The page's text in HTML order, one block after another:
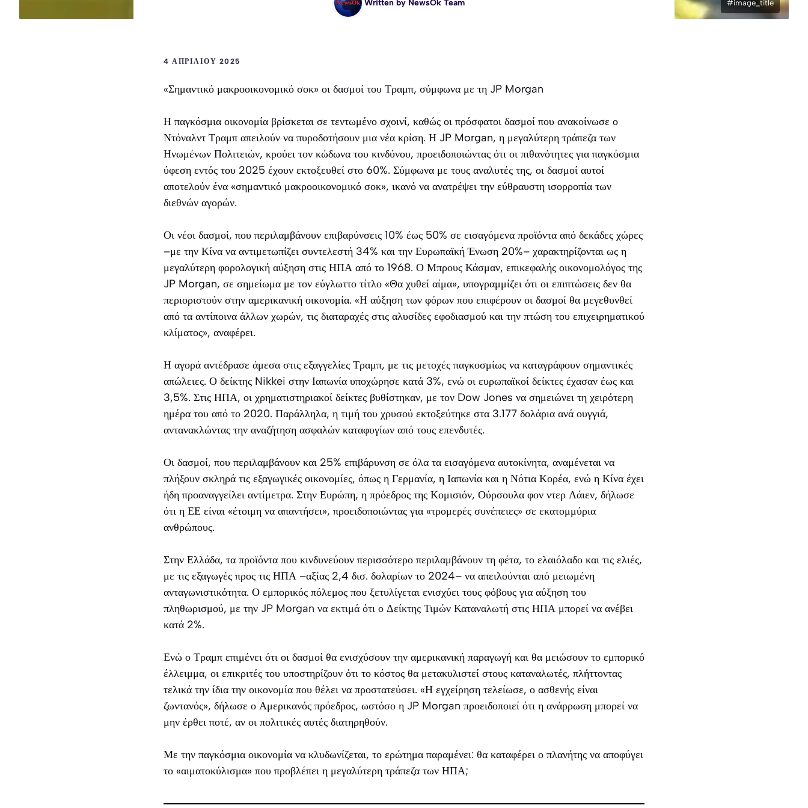
#image_title
Written by NewsOk Team
4 ΑΠΡΙΛΊΟΥ 2025
«Σημαντικό μακροοικονομικό σοκ» οι δασμοί του Τραμπ, σύμφωνα με τη JP Morgan
Η παγκόσμια οικονομία βρίσκεται σε τεντωμένο σχοινί, καθώς οι πρόσφατοι δασμοί που ανακοίνωσε ο
Ντόναλντ Τραμπ απειλούν να πυροδοτήσουν μια νέα κρίση. Η JP Morgan, η μεγαλύτερη τράπεζα των
Ηνωμένων Πολιτειών, κρούει τον κώδωνα του κινδύνου, προειδοποιώντας ότι οι πιθανότητες για παγκόσμια
ύφεση εντός του 2025 έχουν εκτοξευθεί στο 60%. Σύμφωνα με τους αναλυτές της, οι δασμοί αυτοί
αποτελούν ένα «σημαντικό μακροοικονομικό σοκ», ικανό να ανατρέψει την εύθραυστη ισορροπία των
διεθνών αγορών.
Οι νέοι δασμοί, που περιλαμβάνουν επιβαρύνσεις 10% έως 50% σε εισαγόμενα προϊόντα από δεκάδες χώρες
–με την Κίνα να αντιμετωπίζει συντελεστή 34% και την Ευρωπαϊκή Ένωση 20%– χαρακτηρίζονται ως η
μεγαλύτερη φορολογική αύξηση στις ΗΠΑ από το 1968. Ο Μπρους Κάσμαν, επικεφαλής οικονομολόγος της
JP Morgan, σε σημείωμα με τον εύγλωττο τίτλο «Θα χυθεί αίμα», υπογραμμίζει ότι οι επιπτώσεις δεν θα
περιοριστούν στην αμερικανική οικονομία. «Η αύξηση των φόρων που επιφέρουν οι δασμοί θα μεγεθυνθεί
από τα αντίποινα άλλων χωρών, τις διαταραχές στις αλυσίδες εφοδιασμού και την πτώση του επιχειρηματικού
κλίματος», αναφέρει.
Η αγορά αντέδρασε άμεσα στις εξαγγελίες Τραμπ, με τις μετοχές παγκοσμίως να καταγράφουν σημαντικές
απώλειες. Ο δείκτης Nikkei στην Ιαπωνία υποχώρησε κατά 3%, ενώ οι ευρωπαϊκοί δείκτες έχασαν έως και
3,5%. Στις ΗΠΑ, οι χρηματιστηριακοί δείκτες βυθίστηκαν, με τον Dow Jones να σημειώνει τη χειρότερη
ημέρα του από το 2020. Παράλληλα, η τιμή του χρυσού εκτοξεύτηκε στα 3.177 δολάρια ανά ουγγιά,
αντανακλώντας την αναζήτηση ασφαλών καταφυγίων από τους επενδυτές.
Οι δασμοί, που περιλαμβάνουν και 25% επιβάρυνση σε όλα τα εισαγόμενα αυτοκίνητα, αναμένεται να
πλήξουν σκληρά τις εξαγωγικές οικονομίες, όπως η Γερμανία, η Ιαπωνία και η Νότια Κορέα, ενώ η Κίνα έχει
ήδη προαναγγείλει αντίμετρα. Στην Ευρώπη, η πρόεδρος της Κομισιόν, Ούρσουλα φον ντερ Λάιεν, δήλωσε
ότι η ΕΕ είναι «έτοιμη να απαντήσει», προειδοποιώντας για «τρομερές συνέπειες» σε εκατομμύρια
ανθρώπους.
Στην Ελλάδα, τα προϊόντα που κινδυνεύουν περισσότερο περιλαμβάνουν τη φέτα, το ελαιόλαδο και τις ελιές,
με τις εξαγωγές προς τις ΗΠΑ –αξίας 2,4 δισ. δολαρίων το 2024– να απειλούνται από μειωμένη
ανταγωνιστικότητα. Ο εμπορικός πόλεμος που ξετυλίγεται ενισχύει τους φόβους για αύξηση του
πληθωρισμού, με την JP Morgan να εκτιμά ότι ο Δείκτης Τιμών Καταναλωτή στις ΗΠΑ μπορεί να ανέβει
κατά 2%.
Ενώ ο Τραμπ επιμένει ότι οι δασμοί θα ενισχύσουν την αμερικανική παραγωγή και θα μειώσουν το εμπορικό
έλλειμμα, οι επικριτές του υποστηρίζουν ότι το κόστος θα μετακυλιστεί στους καταναλωτές, πλήττοντας
τελικά την ίδια την οικονομία που θέλει να προστατεύσει. «Η εγχείρηση τελείωσε, ο ασθενής είναι
ζωντανός», δήλωσε ο Αμερικανός πρόεδρος, ωστόσο η JP Morgan προειδοποιεί ότι η ανάρρωση μπορεί να
μην έρθει ποτέ, αν οι πολιτικές αυτές διατηρηθούν.
Με την παγκόσμια οικονομία να κλυδωνίζεται, το ερώτημα παραμένει: θα καταφέρει ο πλανήτης να αποφύγει
το «αιματοκύλισμα» που προβλέπει η μεγαλύτερη τράπεζα των ΗΠΑ;